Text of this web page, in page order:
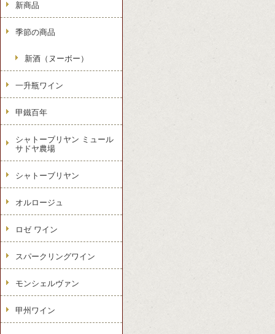
新商品
季節の商品
新酒（ヌーボー）
一升瓶ワイン
甲鐵百年
シャトーブリヤン ミュール
サドヤ農場
シャトーブリヤン
オルロージュ
ロゼ ワイン
スパークリングワイン
モンシェルヴァン
甲州ワイン